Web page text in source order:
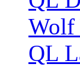
Wolf
QL